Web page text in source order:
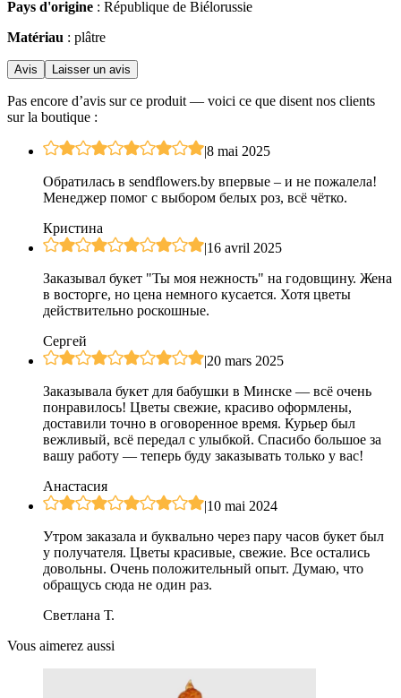
Pays d'origine : République de Biélorussie
Matériau : plâtre
Avis Laisser un avis
Pas encore d’avis sur ce produit — voici ce que disent nos clients
sur la boutique :
|8 mai 2025
Обратилась в sendflowers.by впервые – и не пожалела!
Менеджер помог с выбором белых роз, всё чётко.
Кристина
|16 avril 2025
Заказывал букет "Ты моя нежность" на годовщину. Жена
в восторге, но цена немного кусается. Хотя цветы
действительно роскошные.
Сергей
|20 mars 2025
Заказывала букет для бабушки в Минске — всё очень
понравилось! Цветы свежие, красиво оформлены,
доставили точно в оговоренное время. Курьер был
вежливый, всё передал с улыбкой. Спасибо большое за
вашу работу — теперь буду заказывать только у вас!
Анастасия
|10 mai 2024
Утром заказала и буквально через пару часов букет был
у получателя. Цветы красивые, свежие. Все остались
довольны. Очень положительный опыт. Думаю, что
обращусь сюда не один раз.
Светлана Т.
Vous aimerez aussi